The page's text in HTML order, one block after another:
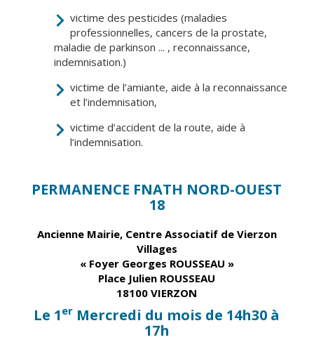
Restauration
municipale
Santé et
solidarité
Conseil
d'administration
Autonomie
Santé
Culture et
Espace
Maurice
Théâtre Mac-
Décale
Estivales
Conservatoire
victime des pesticides (maladies
professionnelles, cancers de la prostate,
maladie de parkinson ... , reconnaissance,
indemnisation.)
victime de l’amiante, aide à la reconnaissance
et l’indemnisation,
victime d’accident de la route, aide à
l’indemnisation.
PERMANENCE FNATH NORD-OUEST
18
Ancienne Mairie, Centre Associatif de Vierzon
Villages
« Foyer Georges ROUSSEAU »
Place Julien ROUSSEAU
18100 VIERZON
Le 1 er Mercredi du mois de 14h30 à
17h